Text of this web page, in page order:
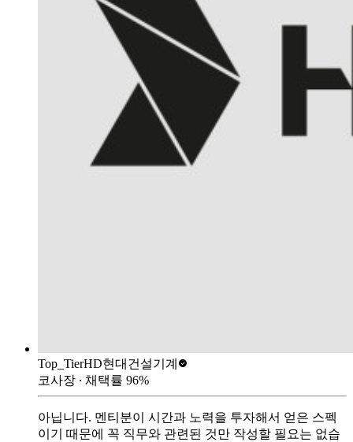
Top_TierHD현대건설기계
코사장 ∙ 채택률 96%
아닙니다. 멘티분이 시간과 노력을 투자해서 얻은 스펙
이기 때문에 꼭 직무와 관련된 것만 작성할 필요는 없습